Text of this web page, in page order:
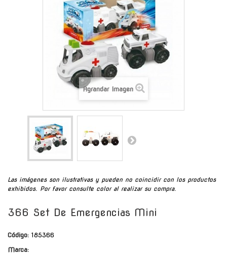
Agrandar Imagen
Las imágenes son ilustrativas y pueden no coincidir con los productos
exhibidos. Por favor consulte color al realizar su compra.
366 Set De Emergencias Mini
Código: 185366
Marca: